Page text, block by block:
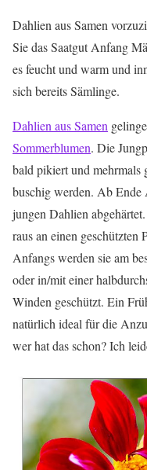
Dahlien aus Samen
Sie das Saatgut Anfang
es feucht und warm und
sich bereits Sämlinge.
Dahlien aus Samen
Sommerblumen. Die
bald pikiert und mehrmals
buschig werden. Ab
jungen Dahlien
raus an einen geschützten
Anfangs werden sie am
oder in/mit einer
Winden geschützt. Ein
natürlich ideal für die
wer hat das schon? Ich